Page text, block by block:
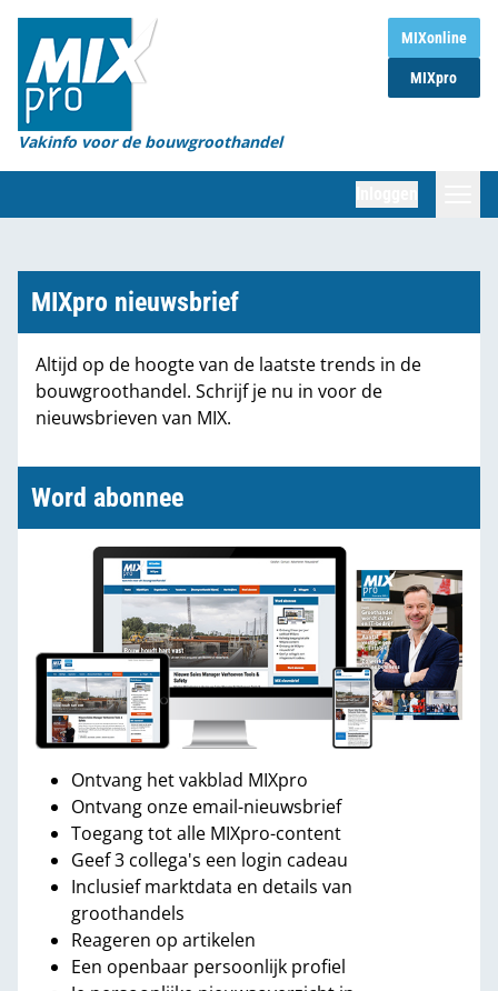
MIXonline
MIXpro
Vakinfo voor de bouwgroothandel
Home
Magazines
Organisaties
Marktcijfers
Partners
MIXpro nieuwsbrief
Altijd op de hoogte van de laatste trends in de
bouwgroothandel. Schrijf je nu in voor de
nieuwsbrieven van MIX.
Word abonnee
Ontvang het vakblad MIXpro
Ontvang onze email-nieuwsbrief
Toegang tot alle MIXpro-content
Geef 3 collega's een login cadeau
Inclusief marktdata en details van
groothandels
Reageren op artikelen
Een openbaar persoonlijk profiel